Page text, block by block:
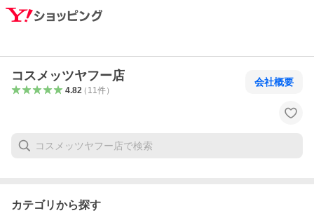
コスメッツヤフー店
4.82（ 11 件）
会社概要
カテゴリから探す